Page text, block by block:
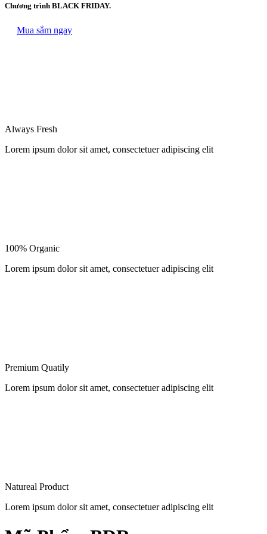
Chương trình BLACK FRIDAY.
Mua sắm ngay
Always Fresh
Lorem ipsum dolor sit amet, consectetuer adipiscing elit
100% Organic
Lorem ipsum dolor sit amet, consectetuer adipiscing elit
Premium Quatily
Lorem ipsum dolor sit amet, consectetuer adipiscing elit
Natureal Product
Lorem ipsum dolor sit amet, consectetuer adipiscing elit